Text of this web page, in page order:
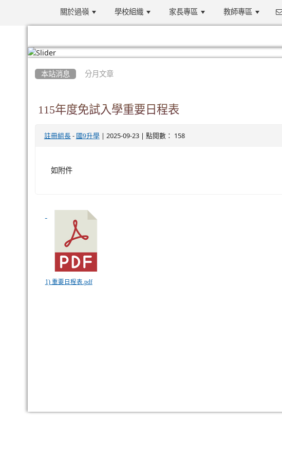
關於過嶺 學校組織 家長專區 教師專區
本站消息 分月文章
115年度免試入學重要日程表
註冊組長- 國9升學| 2025-09-23 | 點閱數： 158
如附件
1) 重要日程表.pdf